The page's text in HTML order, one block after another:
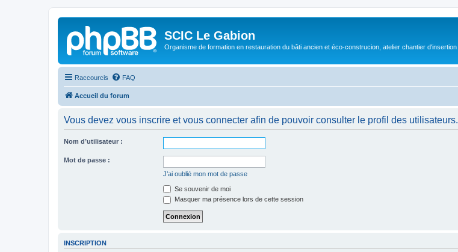
SCIC Le Gabion
Organisme de formation en restauration du bâti ancien et éco-construcion, atelier chantier d'insertion
Raccourcis FAQ
Accueil du forum
Vous devez vous inscrire et vous connecter afin de pouvoir consulter le profil des utilisateurs.
Nom d’utilisateur :
Mot de passe :
J’ai oublié mon mot de passe
Se souvenir de moi
Masquer ma présence lors de cette session
INSCRIPTION